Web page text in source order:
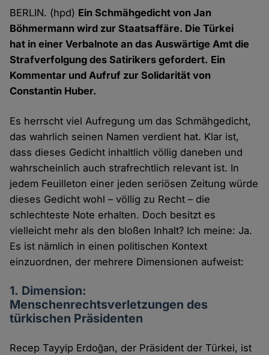
BERLIN. (hpd) Ein Schmähgedicht von Jan
Böhmermann wird zur Staatsaffäre. Die Türkei
hat in einer Verbalnote an das Auswärtige Amt die
Strafverfolgung des Satirikers gefordert. Ein
Kommentar und Aufruf zur Solidarität von
Constantin Huber.
Es herrscht viel Aufregung um das Schmähgedicht,
das wahrlich seinen Namen verdient hat. Klar ist,
dass dieses Gedicht inhaltlich völlig daneben und
wahrscheinlich auch strafrechtlich relevant ist. In
jedem Feuilleton einer jeden seriösen Zeitung würde
dieses Gedicht wohl – völlig zu Recht – die
schlechteste Note erhalten. Doch besitzt es
vielleicht mehr als den bloßen Inhalt? Ich meine: Ja.
Es ist nämlich in einen politischen Kontext
einzuordnen, der mehrere Dimensionen aufweist:
1. Dimension:
Menschenrechtsverletzungen des
türkischen Präsidenten
Recep Tayyip Erdoğan, der Präsident der Türkei, ist